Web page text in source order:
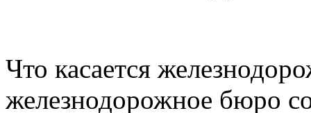
Что касается
железнодорожное бюро